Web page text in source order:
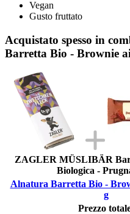
Vegan
Gusto fruttato
Acquistato spesso in
Barretta Bio - Brownie
ZAGLER MÜSLIBÄR
Biologica -
Alnatura Barretta Bio -
g
Prezzo